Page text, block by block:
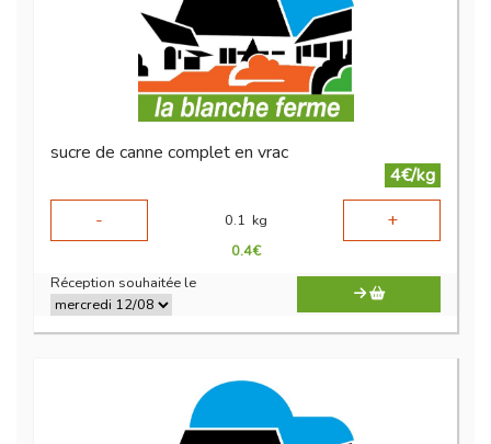
sucre de canne complet en vrac
4€/kg
-
0.1 kg +
0.4€
Réception souhaitée le